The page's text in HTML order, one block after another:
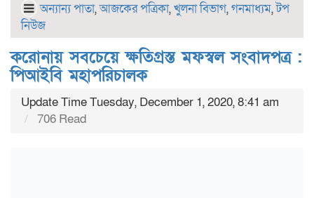
অন্যান্য পাতা,আজকের পত্রিকা,খুলনা বিভাগ,গনমাধ্যম,টপ
নিউজ
করোনায় সবচেয়ে ক্ষতিগ্রস্ত মফস্বল সংবাদপত্র :
পিআইবি মহাপরিচালক
Update Time Tuesday, December 1, 2020, 8:41 am
706 Read